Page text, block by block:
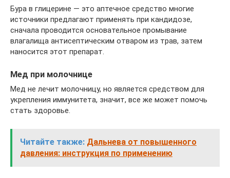
Бура в глицерине — это аптечное средство многие
источники предлагают применять при кандидозе,
сначала проводится основательное промывание
влагалища антисептическим отваром из трав, затем
наносится этот препарат.
Мед при молочнице
Мед не лечит молочницу, но является средством для
укрепления иммунитета, значит, все же может помочь
стать здоровье.
Читайте также: Дальнева от повышенного
давления: инструкция по применению